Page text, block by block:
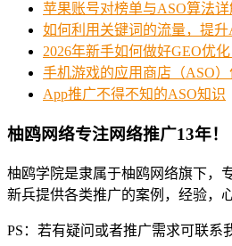
苹果账号对榜单与ASO算法详
如何利用关键词的流量，提升
2026年新手如何做好GEO优
手机游戏的应用商店（ASO
App推广不得不知的ASO知识
柚鸥网络专注网络推广13年！
柚鸥学院是隶属于柚鸥网络旗下，
新兵提供各类推广的案例，经验，
PS：若有疑问或者推广需求可联系